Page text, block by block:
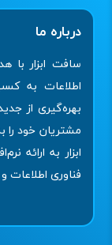
درباره ما
سافت ابزار با
اطلاعات به
بهره‌گیری از
مشتریان خود را
ابزار به ارائه
فناوری اطلاعات